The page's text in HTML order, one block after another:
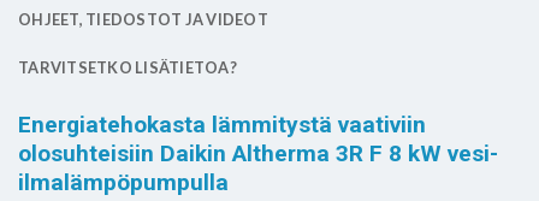
OHJEET, TIEDOSTOT JA VIDEOT
TARVITSETKO LISÄTIETOA?
Energiatehokasta lämmitystä vaativiin
olosuhteisiin Daikin Altherma 3R F 8 kW vesi-
ilmalämpöpumpulla